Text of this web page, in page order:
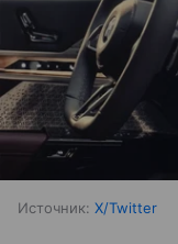
Источник: X/Twitter